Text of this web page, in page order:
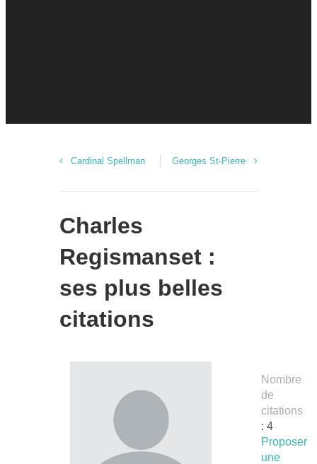
Cardinal Spellman Georges St-Pierre
Charles
Regismanset :
ses plus belles
citations
Nombre
de
citations
: 4
Proposer
une